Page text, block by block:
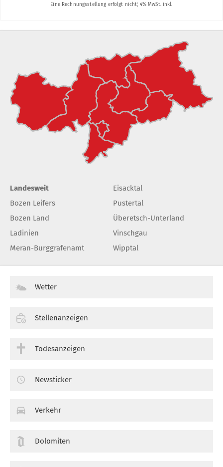
Landesweit
Bozen Leifers
Bozen Land
Ladinien
Meran-Burggrafenamt
Eisacktal
Pustertal
Überetsch-Unterland
Vinschgau
Wipptal
Wetter
Stellenanzeigen
Todesanzeigen
Newsticker
Verkehr
Dolomiten